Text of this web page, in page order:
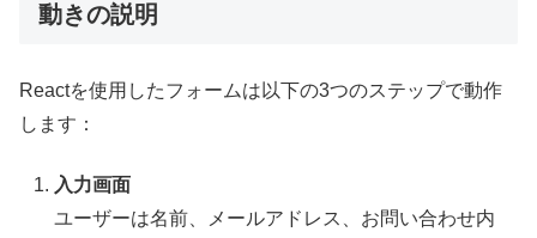
動きの説明
Reactを使用したフォームは以下の3つのステップで動作
します：
入力画面
ユーザーは名前、メールアドレス、お問い合わせ内